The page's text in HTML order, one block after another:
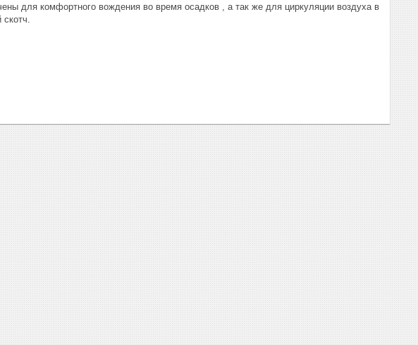
для комфортного вождения во время осадков , а так же для циркуляции воздуха в